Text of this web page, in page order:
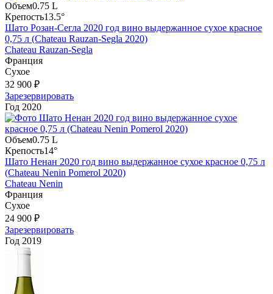
Объем0.75 L
Крепость13.5°
Шато Розан-Сегла 2020 год вино выдержанное сухое красное
0,75 л (Chateau Rauzan-Segla 2020)
Chateau Rauzan-Segla
Франция
Сухое
32 900 ₽
Зарезервировать
Год 2020
Объем0.75 L
Крепость14°
Шато Ненан 2020 год вино выдержанное сухое красное 0,75 л
(Chateau Nenin Pomerol 2020)
Chateau Nenin
Франция
Сухое
24 900 ₽
Зарезервировать
Год 2019